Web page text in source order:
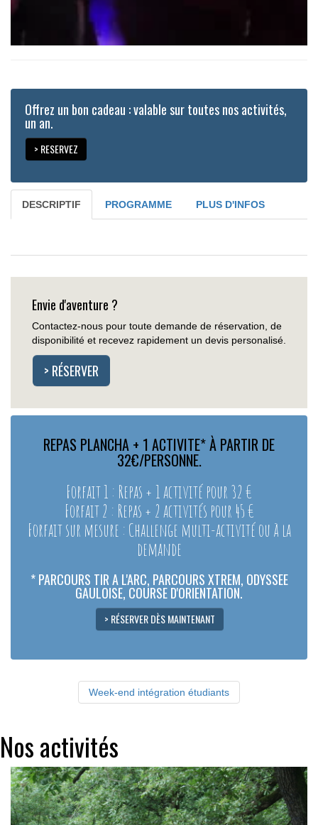
Offrez un bon cadeau : valable sur toutes nos activités,
un an.
> RESERVEZ
DESCRIPTIF PROGRAMME PLUS D'INFOS
Envie d'aventure ?
Contactez-nous pour toute demande de réservation, de
disponibilité et recevez rapidement un devis personalisé.
> RÉSERVER
REPAS PLANCHA + 1 ACTIVITE* À PARTIR DE
32€/PERSONNE.
Forfait 1 : Repas + 1 activité pour 32 €
Forfait 2 : Repas + 2 activités pour 45 €
Forfait sur mesure : Challenge multi-activité ou à la
demande
* PARCOURS TIR A L'ARC, PARCOURS XTREM, ODYSSEE
GAULOISE, COURSE D'ORIENTATION.
> RÉSERVER DÈS MAINTENANT
Week-end intégration étudiants
Nos activités